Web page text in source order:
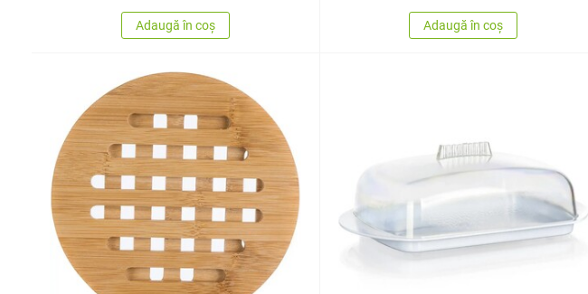
Adaugă în coș Adaugă în coș